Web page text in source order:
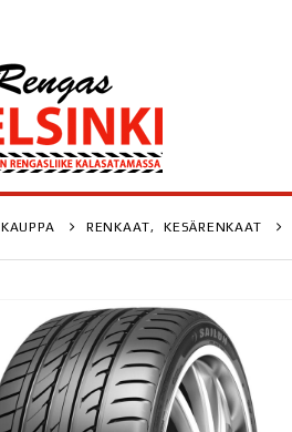
KAUPPA RENKAAT, KESÄRENKAAT